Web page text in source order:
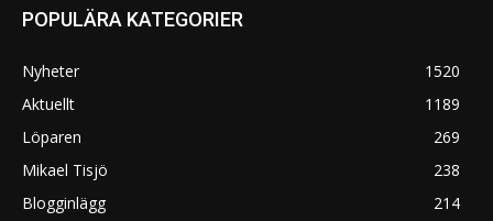
POPULÄRA KATEGORIER
Nyheter
1520
Aktuellt
1189
Löparen
269
Mikael Tisjö
238
Blogginlägg
214